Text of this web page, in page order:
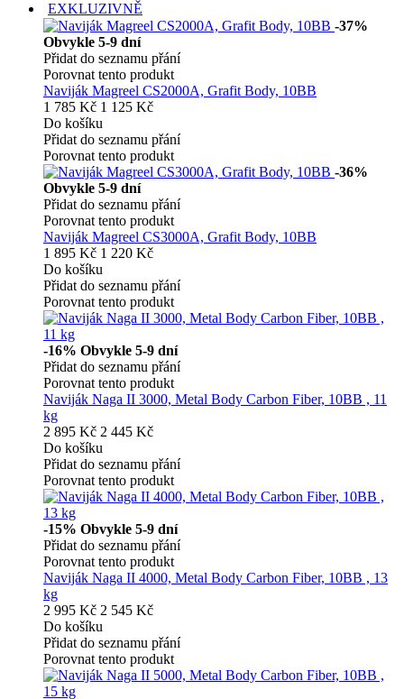
EXKLUZIVNĚ
-37%
Obvykle 5-9 dní
Přidat do seznamu přání
Porovnat tento produkt
Naviják Magreel CS2000A, Grafit Body, 10BB
1 785 Kč 1 125 Kč
Do košíku
Přidat do seznamu přání
Porovnat tento produkt
-36%
Obvykle 5-9 dní
Přidat do seznamu přání
Porovnat tento produkt
Naviják Magreel CS3000A, Grafit Body, 10BB
1 895 Kč 1 220 Kč
Do košíku
Přidat do seznamu přání
Porovnat tento produkt
-16% Obvykle 5-9 dní
Přidat do seznamu přání
Porovnat tento produkt
Naviják Naga II 3000, Metal Body Carbon Fiber, 10BB , 11
kg
2 895 Kč 2 445 Kč
Do košíku
Přidat do seznamu přání
Porovnat tento produkt
-15% Obvykle 5-9 dní
Přidat do seznamu přání
Porovnat tento produkt
Naviják Naga II 4000, Metal Body Carbon Fiber, 10BB , 13
kg
2 995 Kč 2 545 Kč
Do košíku
Přidat do seznamu přání
Porovnat tento produkt